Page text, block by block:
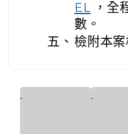
EL
，全
數。
五、 檢附本